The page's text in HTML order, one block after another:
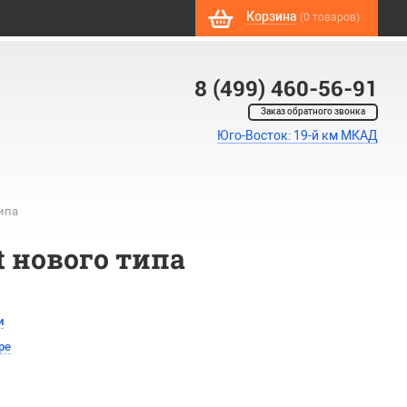
Корзина (0 товаров)
8 (499) 460-56-91
Заказ обратного звонка
Юго-Восток: 19-й км МКАД
нового типа